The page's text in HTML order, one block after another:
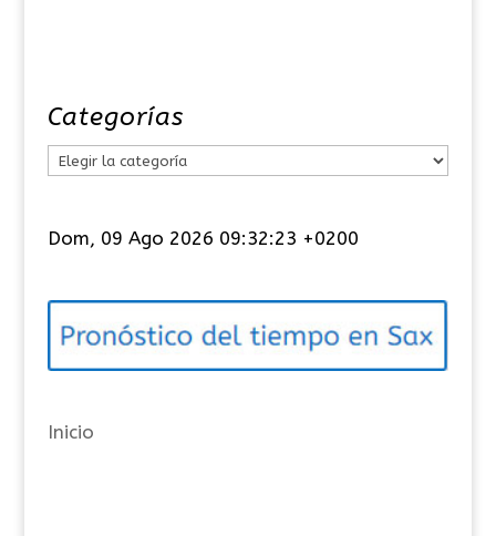
Categorías
e
o
í
s
Dom, 09 Ago 2026 09:32:24 +0200
Inicio